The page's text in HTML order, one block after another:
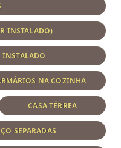
INSTALADO)
NA COZINHA
CASA TÉRREA
SEPARADAS